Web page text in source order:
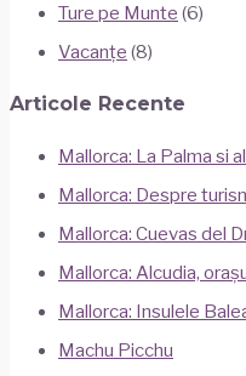
Ture pe Munte (6)
Vacanțe (8)
Articole Recente
Mallorca: La Palma si
Mallorca: Despre
Mallorca: Cuevas del
Mallorca: Alcudia,
Mallorca: Insulele
Machu Picchu